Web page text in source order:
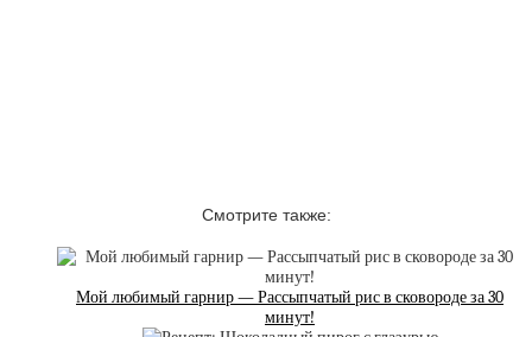
Смотрите также:
Мой любимый гарнир — Рассыпчатый рис в сковороде за 30
минут!